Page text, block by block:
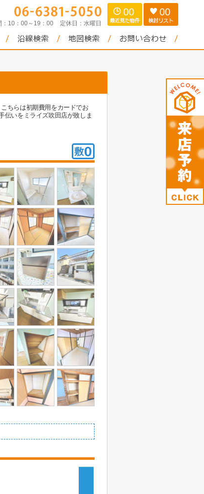
10：00～19：00 定休日： 水曜日
00 00
ちらは初期費用をカードでお
伝いをミライズ吹田店が致しま